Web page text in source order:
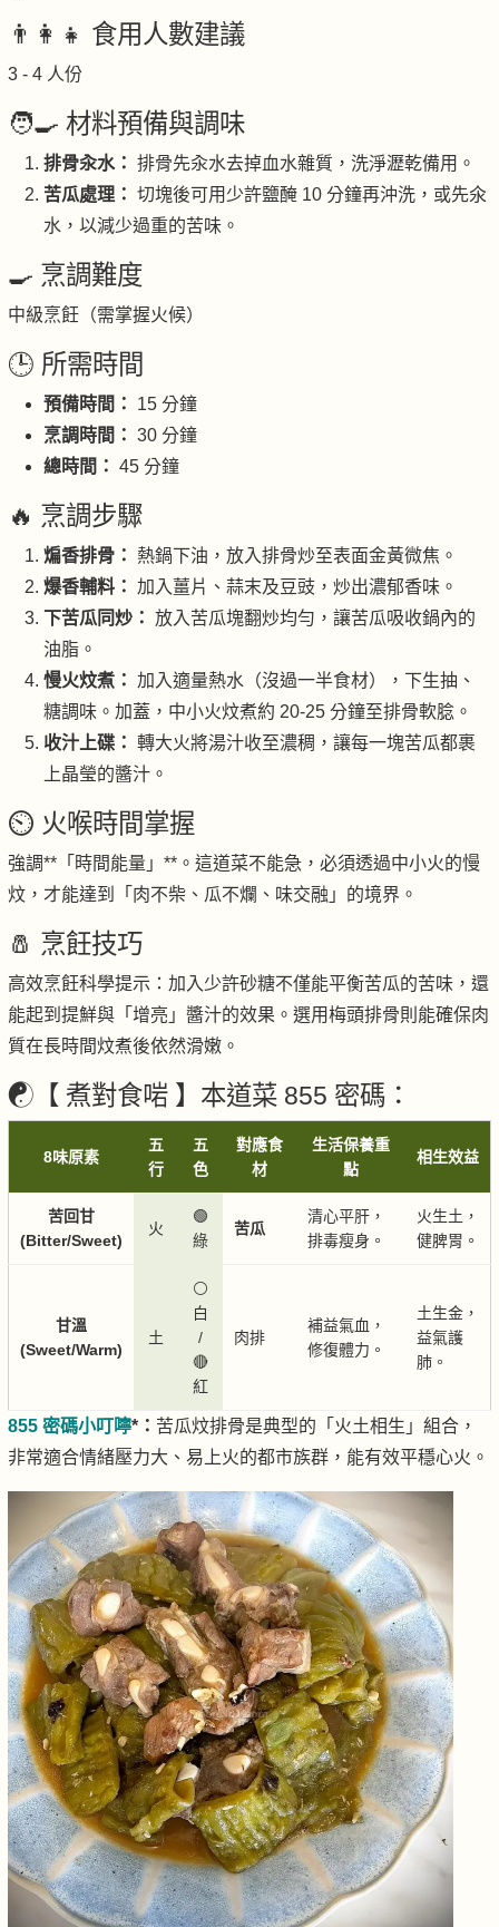
👨‍👩‍👧 食用人數建議
3 - 4 人份
🧑‍🍳 材料預備與調味
排骨汆水： 排骨先汆水去掉血水雜質，洗淨瀝乾備用。
苦瓜處理： 切塊後可用少許鹽醃 10 分鐘再沖洗，或先氽
水，以減少過重的苦味。
🍳 烹調難度
中級烹飪（需掌握火候）
🕒 所需時間
預備時間：
15 分鐘
烹調時間： 30 分鐘
總時間： 45 分鐘
🔥 烹調步驟
煸香排骨：
熱鍋下油，放入排骨炒至表面金黃微焦。
爆香輔料： 加入薑片、蒜末及豆豉，炒出濃郁香味。
下苦瓜同炒： 放入苦瓜塊翻炒均勻，讓苦瓜吸收鍋內的
油脂。
慢火炆煮： 加入適量熱水（沒過一半食材），下生抽、
糖調味。加蓋，中小火炆煮約 20-25 分鐘至排骨軟腍。
收汁上碟： 轉大火將湯汁收至濃稠，讓每一塊苦瓜都裹
上晶瑩的醬汁。
⏲️ 火喉時間掌握
強調**「時間能量」**。這道菜不能急，必須透過中小火的慢
炆，才能達到「肉不柴、瓜不爛、味交融」的境界。
🧂 烹飪技巧
高效烹飪科學提示：加入少許砂糖不僅能平衡苦瓜的苦味，還
能起到提鮮與「增亮」醬汁的效果。選用梅頭排骨則能確保肉
質在長時間炆煮後依然滑嫩。
☯️【 煮對食啱 】本道菜 855 密碼：
8味原素
五
行
五
色
對應食
材
生活保養重
點
相生效益
苦回甘
(Bitter/Sweet)
火
🟢
綠
苦瓜
清心平肝，
排毒瘦身。
火生土，
健脾胃。
甘溫
(Sweet/Warm)
土
⚪
白
/
🔴
紅
肉排
補益氣血，
修復體力。
土生金，
益氣護
肺。
855 密碼小叮嚀*： 苦瓜炆排骨是典型的「火土相生」組合，
非常適合情緒壓力大、易上火的都市族群，能有效平穩心火。